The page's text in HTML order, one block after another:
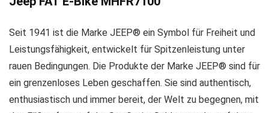
Seit 1941 ist die Marke JEEP® ein Symbol für Freiheit und
Leistungsfähigkeit, entwickelt für Spitzenleistung unter
rauen Bedingungen. Die Produkte der Marke JEEP® sind für
ein grenzenloses Leben geschaffen. Sie sind authentisch,
enthusiastisch und immer bereit, der Welt zu begegnen, mit